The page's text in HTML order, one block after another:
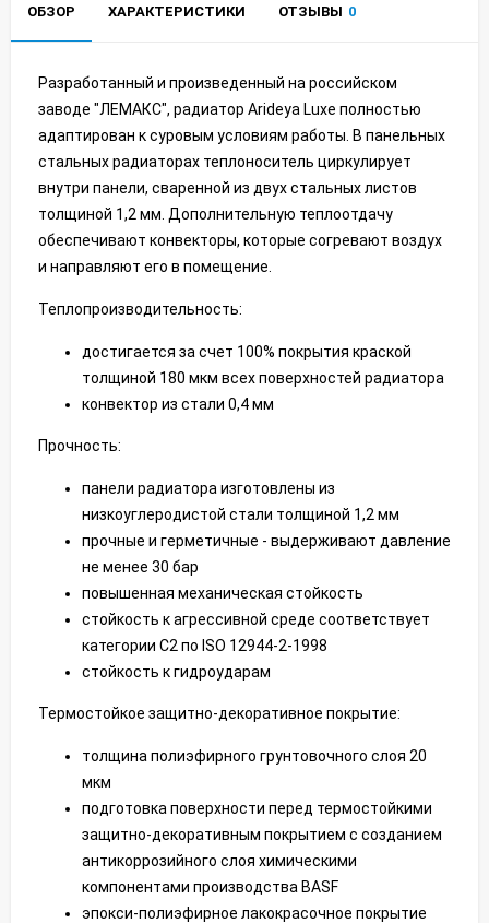
ОБЗОР ХАРАКТЕРИСТИКИ ОТЗЫВЫ 0
Разработанный и произведенный на российском
заводе "ЛЕМАКС", радиатор Arideya Luxe полностью
адаптирован к суровым условиям работы. В панельных
стальных радиаторах теплоноситель циркулирует
внутри панели, сваренной из двух стальных листов
толщиной 1,2 мм. Дополнительную теплоотдачу
обеспечивают конвекторы, которые согревают воздух
и направляют его в помещение.
Теплопроизводительность:
достигается за счет 100% покрытия краской
толщиной 180 мкм всех поверхностей радиатора
конвектор из стали 0,4 мм
Прочность:
панели радиатора изготовлены из
низкоуглеродистой стали толщиной 1,2 мм
прочные и герметичные - выдерживают давление
не менее 30 бар
повышенная механическая стойкость
стойкость к агрессивной среде соответствует
категории С2 по ISO 12944-2-1998
стойкость к гидроударам
Термостойкое защитно-декоративное покрытие:
толщина полиэфирного грунтовочного слоя 20
мкм
подготовка поверхности перед термостойкими
защитно-декоративным покрытием с созданием
антикоррозийного слоя химическими
компонентами производства BASF
эпокси-полиэфирное лакокрасочное покрытие